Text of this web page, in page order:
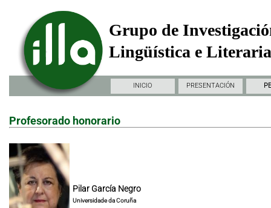
Grupo de
Lingüística e
INICIO PRESENTACIÓN
Profesorado honorario
Pilar García Negro
Universidade da Coruña